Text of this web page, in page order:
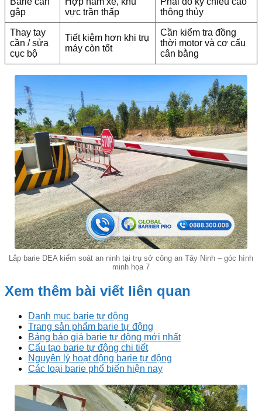
gập
vực trần thấp
thông thủy
Thay tay
cần / sửa
cục bộ
Tiết kiệm hơn khi trụ
máy còn tốt
Cần kiểm tra đồng
thời motor và cơ cấu
cân bằng
Lắp barie DEA kiểm soát an ninh tại trụ sở công an Tây Ninh – góc hình
minh họa 7
Xem thêm bài viết liên quan
Danh mục barie tự động
Trang sản phẩm barie tự động
Bảng báo giá barie tự động mới nhất
Cấu tạo barie tự động chi tiết
Nguyên lý hoạt động barie tự động
Các loại barie phổ biến hiện nay